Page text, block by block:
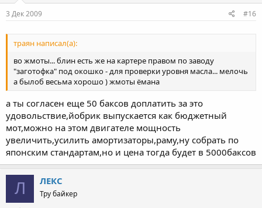
3 Дек 2009 #16
траян написал(а):
во жмоты... блин есть же на картере правом по заводу
"заготофка" под окошко - для проверки уровня масла... мелочь
а былоб весьма хорошо ) жмоты ёмана
а ты согласен еще 50 баксов доплатить за это
удовольствие,йобрик выпускается как бюджетный
мот,можно на этом двигателе мощность
увеличить,усилить амортизаторы,раму,ну собрать по
японским стандартам,но и цена тогда будет в 5000баксов
Л ЛЕКС
Тру байкер